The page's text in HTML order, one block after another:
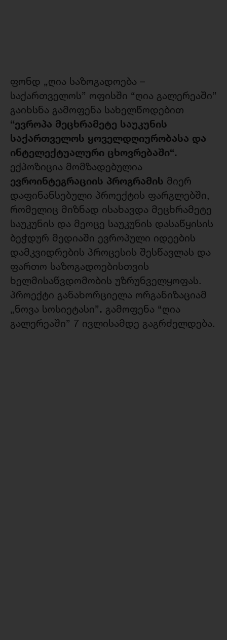
ფონდ „ღია საზოგადოება –
საქართველოს” ოფისში “ღია გალერეაში”
გაიხსნა გამოფენა სახელწოდებით
“ევროპა მეცხრამეტე საუკუნის
საქართველოს ყოველდღიურობასა და
ინტელექტუალური ცხოვრებაში“.
ექპოზიცია მომზადებულია
ევროინტეგრაციის პროგრამის მიერ
დაფინანსებული პროექტის ფარგლებში,
რომელიც მიზნად ისახავდა მეცხრამეტე
საუკუნის და მეოცე საუკუნის დასაწყისის
ბეჭდურ მედიაში ევროპული იდეების
დამკვიდრების პროცესის შესწავლას და
ფართო საზოგადოებისთვის
ხელმისაწვდომობის უზრუნველყოფას.
პროექტი განახორციელა ორგანიზაციამ
„ნოვა სოსიეტასი”. გამოფენა “ღია
გალერეაში” 7 ივლისამდე გაგრძელდება.